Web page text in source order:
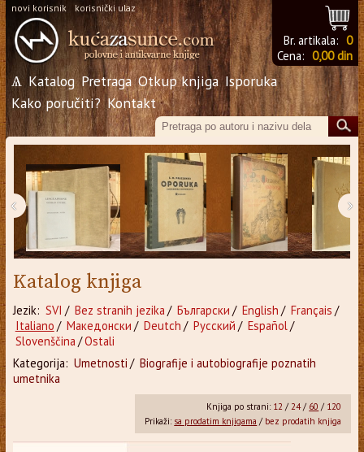
novi korisnik korisnički ulaz
Br. artikala: 0
Cena: 0,00 din
Ѧ Katalog Pretraga Otkup knjiga Isporuka
Kako poručiti? Kontakt
‹ ›
Katalog knjiga
Jezik: SVI / Bez stranih jezika / Български / English / Français /
Italiano / Македонски / Deutch / Русский / Español/
Slovenščina /Ostali
Kategorija: Umetnosti / Biografije i autobiografije poznatih
umetnika
Knjiga po strani: 12 /24/ 60 / 120
Prikaži: sa prodatim knjigama / bez prodatih knjiga